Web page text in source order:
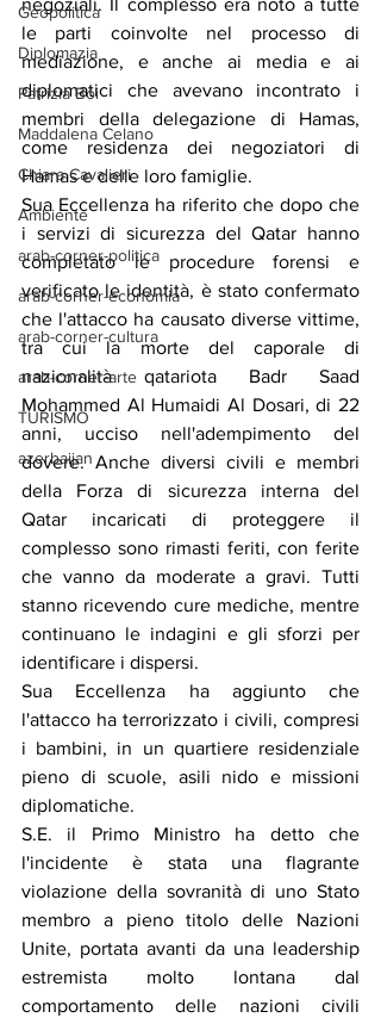
Geopolitica
Diplomazia
Patrizia Boi
Maddalena Celano
Chiara Cavalieri
Ambiente
arab-corner-politica
arab-corner-economia
arab-corner-cultura
arab-corner-arte
TURISMO
azerbaijan
negoziali. Il complesso era noto a tutte
le parti coinvolte nel processo di
mediazione, e anche ai media e ai
diplomatici che avevano incontrato i
membri della delegazione di Hamas,
come residenza dei negoziatori di
Hamas e delle loro famiglie.
Sua Eccellenza ha riferito che dopo che
i servizi di sicurezza del Qatar hanno
completato le procedure forensi e
verificato le identità, è stato confermato
che l'attacco ha causato diverse vittime,
tra cui la morte del caporale di
nazionalità qatariota Badr Saad
Mohammed Al Humaidi Al Dosari, di 22
anni, ucciso nell'adempimento del
dovere. Anche diversi civili e membri
della Forza di sicurezza interna del
Qatar incaricati di proteggere il
complesso sono rimasti feriti, con ferite
che vanno da moderate a gravi. Tutti
stanno ricevendo cure mediche, mentre
continuano le indagini e gli sforzi per
identificare i dispersi.
Sua Eccellenza ha aggiunto che
l'attacco ha terrorizzato i civili, compresi
i bambini, in un quartiere residenziale
pieno di scuole, asili nido e missioni
diplomatiche.
S.E. il Primo Ministro ha detto che
l'incidente è stata una flagrante
violazione della sovranità di uno Stato
membro a pieno titolo delle Nazioni
Unite, portata avanti da una leadership
estremista molto lontana dal
comportamento delle nazioni civili